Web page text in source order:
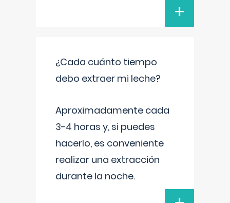
+
¿Cada cuánto tiempo
debo extraer mi leche?
Aproximadamente cada
3-4 horas y, si puedes
hacerlo, es conveniente
realizar una extracción
durante la noche.